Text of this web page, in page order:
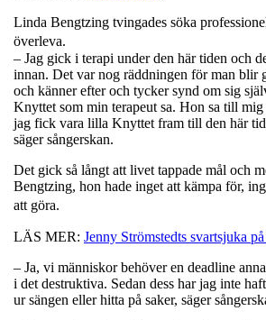
Linda Bengtzing tvingades söka
överleva.
– Jag gick i terapi under den här tiden och
innan. Det var nog räddningen för man blir
och känner efter och tycker synd om sig
Knyttet som min terapeut sa. Hon sa till
jag fick vara lilla Knyttet fram till den här
säger sångerskan.
Det gick så långt att livet tappade mål och
Bengtzing, hon hade inget att kämpa för,
att göra.
LÄS MER: Jenny Strömstedts svartsjuka
– Ja, vi människor behöver en deadline
i det destruktiva. Sedan dess har jag inte
ur sängen eller hitta på saker, säger